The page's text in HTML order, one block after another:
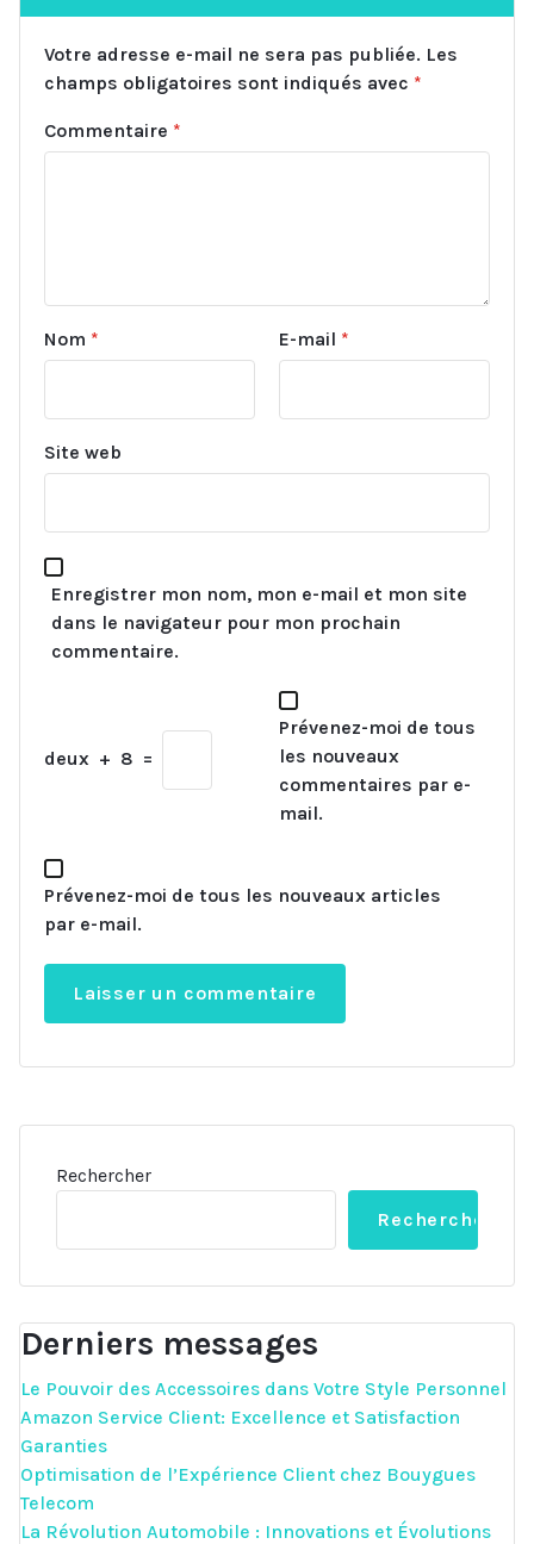
Votre adresse e-mail ne sera pas publiée. Les
champs obligatoires sont indiqués avec *
Commentaire *
Nom * E-mail *
Site web
Enregistrer mon nom, mon e-mail et mon site
dans le navigateur pour mon prochain
commentaire.
deux + 8 =
Prévenez-moi de tous
les nouveaux
commentaires par e-
mail.
Prévenez-moi de tous les nouveaux articles
par e-mail.
Rechercher
Rechercher
Derniers messages
Le Pouvoir des Accessoires dans Votre Style Personnel
Amazon Service Client: Excellence et Satisfaction
Garanties
Optimisation de l’Expérience Client chez Bouygues
Telecom
La Révolution Automobile : Innovations et Évolutions